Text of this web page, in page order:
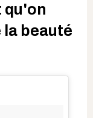
qu'on
beauté